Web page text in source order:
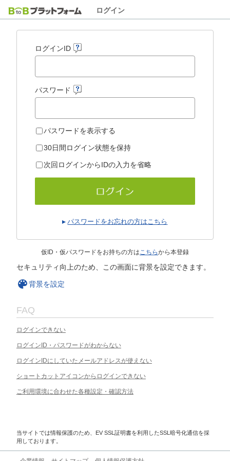
ログイン
ログインID
パスワード
パスワードを表示する
30日間ログイン状態を保持
次回ログインからIDの入力を省略
パスワードをお忘れの方はこちら
仮ID・仮パスワードをお持ちの方はこちらから本登録
セキュリティ向上のため、この画面に背景を設定できます。
背景を設定
FAQ
ログインできない
ログインID・パスワードがわからない
ログインIDにしていたメールアドレスが使えない
ショートカットアイコンからログインできない
ご利用環境に合わせた各種設定・確認方法
当サイトでは情報保護のため、EV SSL証明書を利用したSSL暗号化通信を採
用しております。